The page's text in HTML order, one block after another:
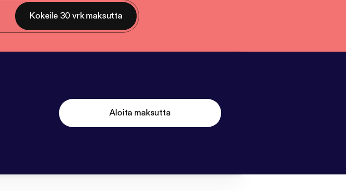
Kokeile 30 vrk maksutta
Aloita maksutta